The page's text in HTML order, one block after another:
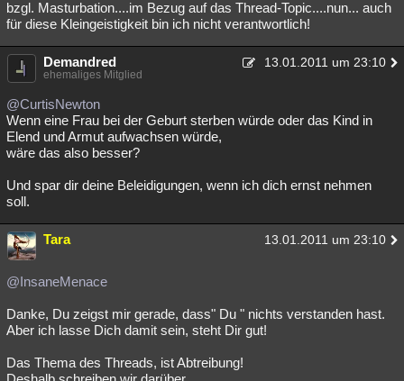
bzgl. Masturbation....im Bezug auf das Thread-Topic....nun... auch
für diese Kleingeistigkeit bin ich nicht verantwortlich!
Demandred 13.01.2011 um 23:10
ehemaliges Mitglied
@CurtisNewton
Wenn eine Frau bei der Geburt sterben würde oder das Kind in
Elend und Armut aufwachsen würde,
wäre das also besser?
Und spar dir deine Beleidigungen, wenn ich dich ernst nehmen
soll.
Tara 13.01.2011 um 23:10
@InsaneMenace
Danke, Du zeigst mir gerade, dass" Du " nichts verstanden hast.
Aber ich lasse Dich damit sein, steht Dir gut!
Das Thema des Threads, ist Abtreibung!